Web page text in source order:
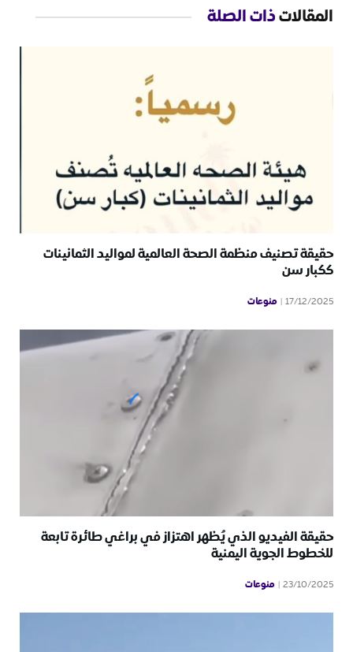
المقالاتذات الصلة
حقيقة تصنيف منظمة الصحة العالمية لمواليد الثمانينات
ككبار سن
17/12/2025 منوعات
حقيقة الفيديو الذي يُظهر اهتزاز في براغي طائرة تابعة
للخطوط الجوية اليمنية
23/10/2025 منوعات